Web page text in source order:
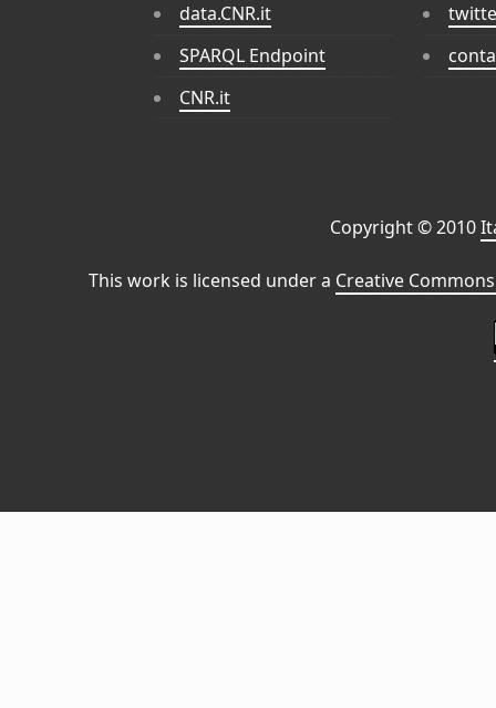
data.CNR.it
SPARQL Endpoint
CNR.it
Copyright © 2010
This work is licensed under a Creative